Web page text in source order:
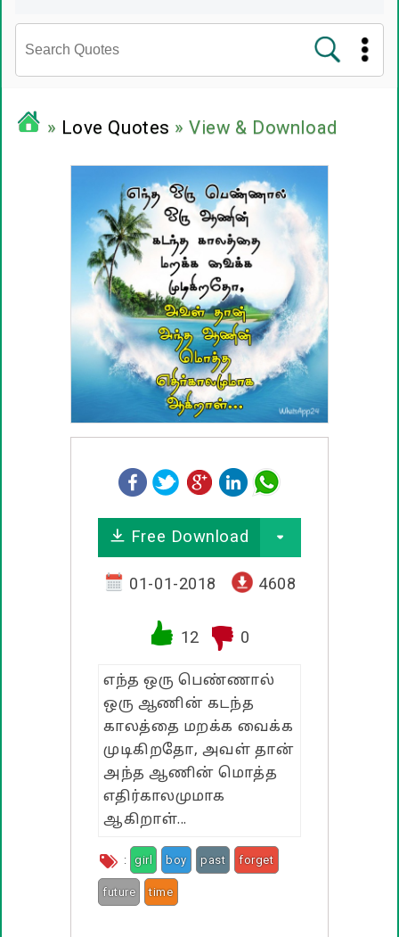
பழமொழிகள்
ஊக்கம் / உத்வேக பொன்மொழிகள்
காதல் பொன்மொழிகள்
மகிழ்ச்சி பொன்மொழிகள்
பொதுவான பொன்மொழிகள்
கடவுள் பொன்மொழிகள்
பண்டிகை வாழ்த்துக்கள்
» Love Quotes » View & Download
Free Download
01-01-2018 4608
12 0
எந்த ஒரு பெண்ணால்
ஒரு ஆணின் கடந்த
காலத்தை மறக்க வைக்க
முடிகிறதோ, அவள் தான்
அந்த ஆணின் மொத்த
எதிர்காலமுமாக
ஆகிறாள்...
: girl boy past forget
future time